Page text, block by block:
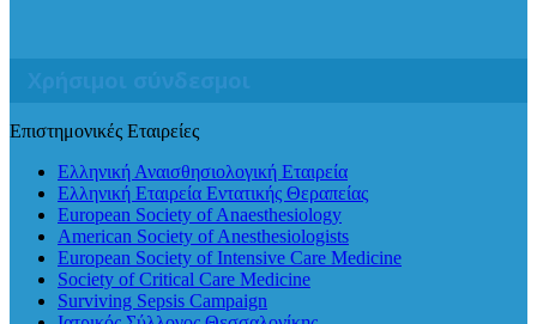
Επιστημονικές Εταιρείες
Ελληνική Αναισθησιολογική Εταιρεία
Ελληνική Εταιρεία Εντατικής Θεραπείας
European Society of Anaesthesiology
American Society of Anesthesiologists
European Society of Intensive Care Medicine
Society of Critical Care Medicine
Surviving Sepsis Campaign